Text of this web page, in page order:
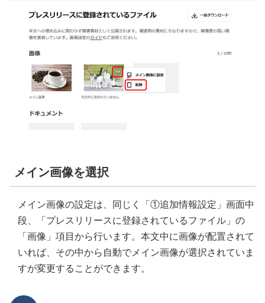
メイン画像を選択
メイン画像の設定は、同じく「①追加情報設定」画面中
段、「プレスリリースに登録されているファイル」の
「画像」項目から行います。本文中に画像が配置されて
いれば、その中から自動でメイン画像が選択されていま
すが変更することができます。